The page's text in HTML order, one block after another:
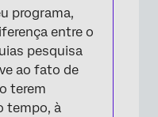
programa,
entre o
pesquisa
ao fato de
terem
tempo, à